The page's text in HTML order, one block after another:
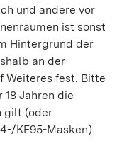
und andere vor
ist sonst
Hintergrund der
an der
Weiteres fest. Bitte
18 Jahren die
gilt (oder
KF95-Masken).